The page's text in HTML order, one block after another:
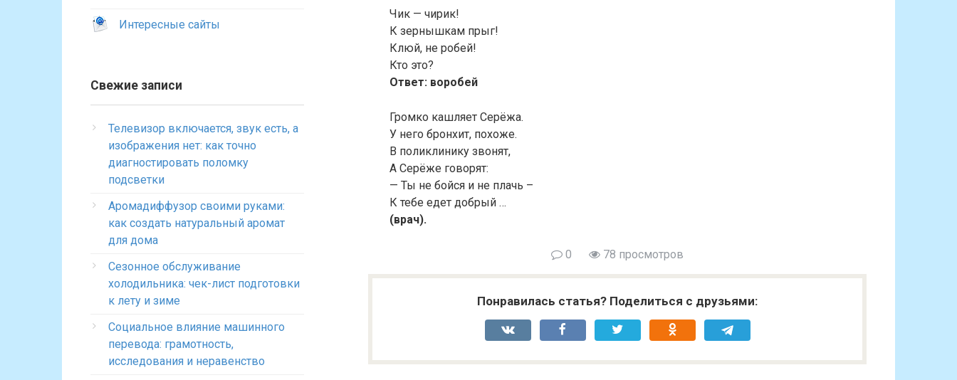
Чик — чирик!
К зернышкам прыг!
Клюй, не робей!
Кто это?
Ответ: воробей
Громко кашляет Серёжа.
У него бронхит, похоже.
В поликлинику звонят,
А Серёже говорят:
— Ты не бойся и не плачь –
К тебе едет добрый …
(врач).
0 78 просмотров
Понравилась статья? Поделиться с друзьями:
Интересные сайты
Свежие записи
Телевизор включается, звук есть, а
изображения нет: как точно
диагностировать поломку
подсветки
Аромадиффузор своими руками:
как создать натуральный аромат
для дома
Сезонное обслуживание
холодильника: чек-лист подготовки
к лету и зиме
Социальное влияние машинного
перевода: грамотность,
исследования и неравенство